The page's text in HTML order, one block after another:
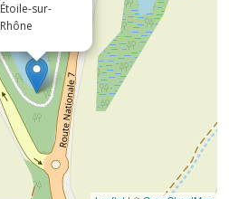
Étoile-sur-
Rhône